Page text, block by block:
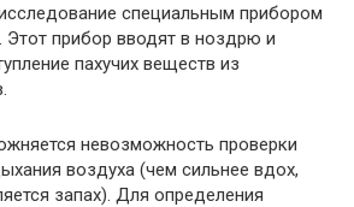
специальным прибором
прибор вводят в ноздрю и
пахучих веществ из
невозможность проверки
воздуха (чем сильнее вдох,
запах). Для определения